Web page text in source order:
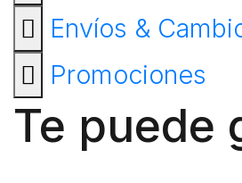
Envíos &
Promociones
Te puede